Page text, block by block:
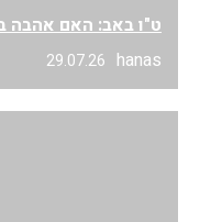
ט"ו באב: האם אהבה
hanas
29.07.26